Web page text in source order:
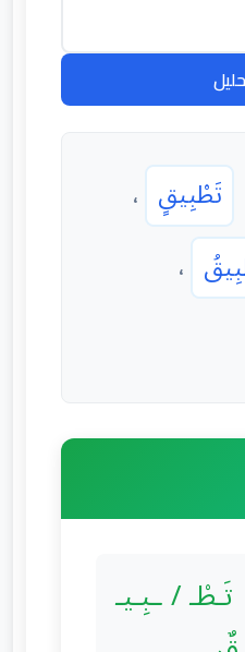
تَطْبِيقٍ ،
،
تَـطْـ / ـبِـيـ